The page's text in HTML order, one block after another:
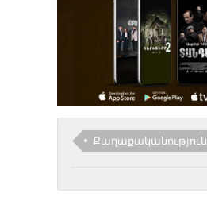
Քաղաքականություն